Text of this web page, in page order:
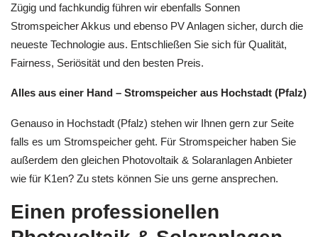
Zügig und fachkundig führen wir ebenfalls Sonnen
Stromspeicher Akkus und ebenso PV Anlagen sicher, durch die
neueste Technologie aus. Entschließen Sie sich für Qualität,
Fairness, Seriösität und den besten Preis.
Alles aus einer Hand – Stromspeicher aus Hochstadt (Pfalz)
Genauso in Hochstadt (Pfalz) stehen wir Ihnen gern zur Seite
falls es um Stromspeicher geht. Für Stromspeicher haben Sie
außerdem den gleichen Photovoltaik & Solaranlagen Anbieter
wie für K1en? Zu stets können Sie uns gerne ansprechen.
Einen professionellen